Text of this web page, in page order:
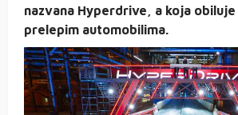
nazvana Hyperdrive, a koja
prelepim automobilima.